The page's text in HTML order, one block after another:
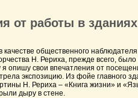
от работы в
общественного
Н. Рериха, прежде всего,
опишу свои впечатления от
экспозицию. Из фойе главного
Н. Рериха – «Книга жизни» и
дыру в стене.